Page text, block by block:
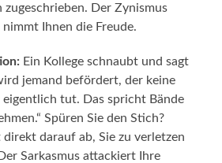
Der Zynismus
Ihnen die Freude.
Ein Kollege schnaubt und sagt
jemand befördert, der keine
tut. Das spricht Bände
Spüren Sie den Stich?
direkt darauf ab, Sie zu verletzen
Sarkasmus attackiert Ihre